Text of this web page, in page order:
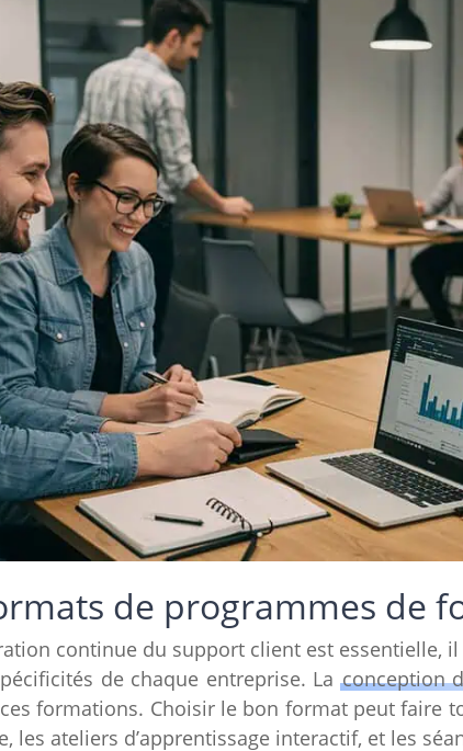
de programmes de
continue du support client est essentielle,
de chaque entreprise. Laconception
formations. Choisir le bon format peut faire
les ateliers d’apprentissage interactif, et les